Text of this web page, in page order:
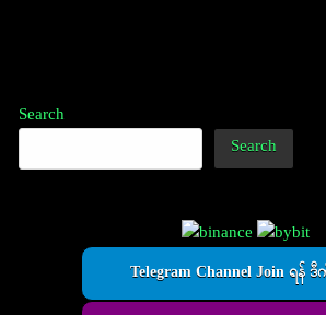
Search
Search
Telegram Channel Join ရန် ဒီ